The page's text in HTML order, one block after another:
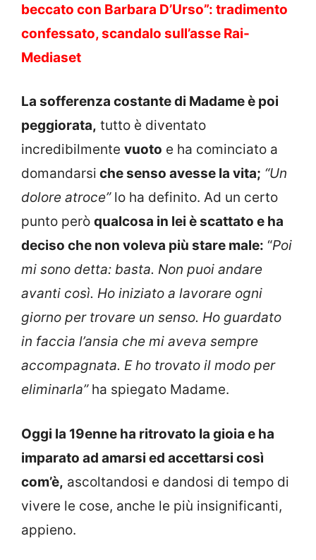
beccato con Barbara D’Urso”: tradimento
confessato, scandalo sull’asse Rai-
Mediaset
La sofferenza costante di Madame è poi
peggiorata, tutto è diventato
incredibilmente vuoto e ha cominciato a
domandarsi che senso avesse la vita; “Un
dolore atroce”lo ha definito. Ad un certo
punto però qualcosa in lei è scattato e ha
deciso che non voleva più stare male: “Poi
mi sono detta: basta. Non puoi andare
avanti così. Ho iniziato a lavorare ogni
giorno per trovare un senso. Ho guardato
in faccia l’ansia che mi aveva sempre
accompagnata. E ho trovato il modo per
eliminarla” ha spiegato Madame.
Oggi la 19enne ha ritrovato la gioia e ha
imparato ad amarsi ed accettarsi così
com’è, ascoltandosi e dandosi di tempo di
vivere le cose, anche le più insignificanti,
appieno.